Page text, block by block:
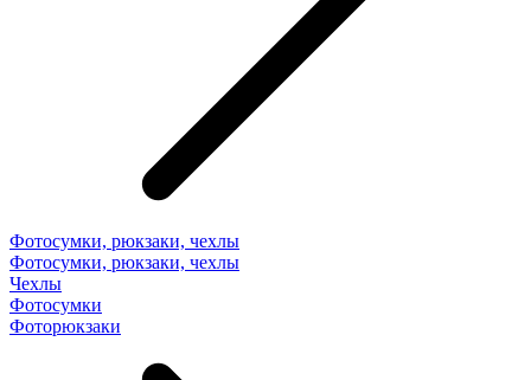
Фотосумки, рюкзаки, чехлы
Фотосумки, рюкзаки, чехлы
Чехлы
Фотосумки
Фоторюкзаки